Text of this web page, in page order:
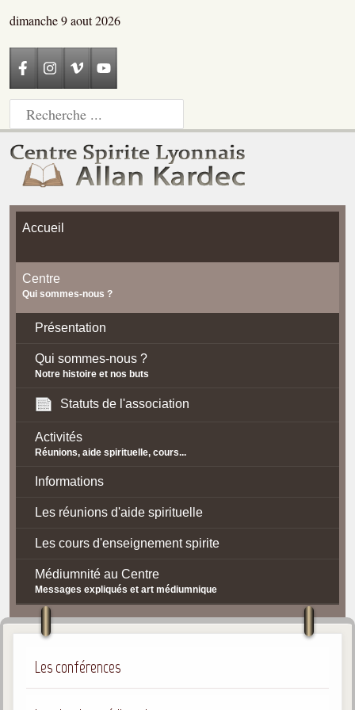
dimanche 9 aout 2026
Accueil
Centre
Qui sommes-nous ?
Présentation
Qui sommes-nous ?
Notre histoire et nos buts
Statuts de l'association
Activités
Réunions, aide spirituelle, cours...
Informations
Les réunions d'aide spirituelle
Les cours d'enseignement spirite
Médiumnité au Centre
Messages expliqués et art médiumnique
Contact / Accès
Spiritisme
Les conférences